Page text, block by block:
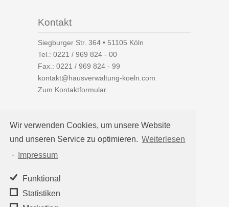
Wir verwenden Cookies, um unsere Website
und unseren Service zu optimieren. Weiterlesen
-
Impressum
Funktional
Statistiken
Kontakt
Siegburger Str. 364 • 51105 Köln
Tel.: 0221 / 969 824 - 00
Fax.: 0221 / 969 824 - 99
kontakt@hausverwaltung-koeln.com
Zum Kontaktformular
Auf einen Blick
Hausverwaltung Köln
Immobilienverwaltung Köln
WEG-Verwaltung